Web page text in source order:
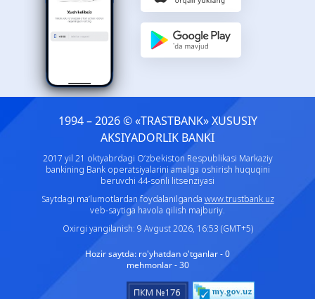
1994 – 2026 © «TRASTBANK» ХUSUSIY
AKSIYADORLIK BANKI
2017 yil 21 oktyabrdagi O‘zbekiston Respublikasi Markaziy
bankining Bank operatsiyalarini amalga oshirish huquqini
beruvchi 44-sonli litsenziyasi
Saytdagi ma’lumotlardan foydalanilganda www.trustbank.uz
veb-saytiga havola qilish majburiy.
Oxirgi yangilanish: 9 Avgust 2026, 16:53 (GMT+5)
Hozir saytda: ro'yhatdan o'tganlar - 0
mehmonlar - 30